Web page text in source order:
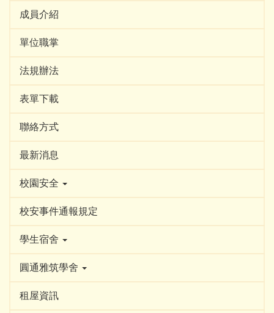
成員介紹
單位職掌
法規辦法
表單下載
聯絡方式
最新消息
校園安全
校安事件通報規定
學生宿舍
圓通雅筑學舍
租屋資訊